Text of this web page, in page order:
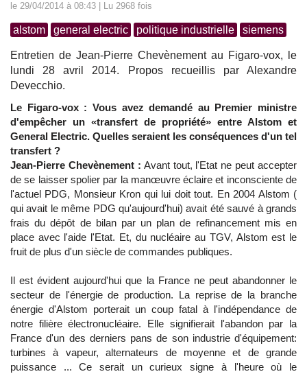
le 29/04/2014 à 08:43 | Lu 2968 fois
alstom general electric politique industrielle siemens
Entretien de Jean-Pierre Chevènement au Figaro-vox, le
lundi 28 avril 2014. Propos recueillis par Alexandre
Devecchio.
Le Figaro-vox : Vous avez demandé au Premier ministre
d'empêcher un «transfert de propriété» entre Alstom et
General Electric. Quelles seraient les conséquences d'un tel
transfert ?
Jean-Pierre Chevènement : Avant tout, l'Etat ne peut accepter
de se laisser spolier par la manœuvre éclaire et inconsciente de
l'actuel PDG, Monsieur Kron qui lui doit tout. En 2004 Alstom (
qui avait le même PDG qu'aujourd'hui) avait été sauvé à grands
frais du dépôt de bilan par un plan de refinancement mis en
place avec l'aide l'Etat. Et, du nucléaire au TGV, Alstom est le
fruit de plus d'un siècle de commandes publiques.
Il est évident aujourd'hui que la France ne peut abandonner le
secteur de l'énergie de production. La reprise de la branche
énergie d'Alstom porterait un coup fatal à l'indépendance de
notre filière électronucléaire. Elle signifierait l'abandon par la
France d'un des derniers pans de son industrie d'équipement:
turbines à vapeur, alternateurs de moyenne et de grande
puissance ... Ce serait un curieux signe à l'heure où le